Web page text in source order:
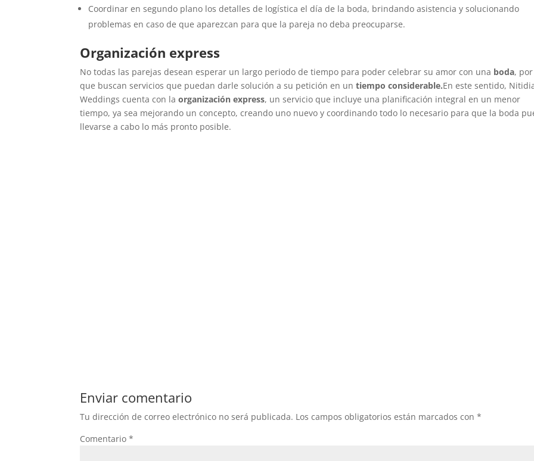
Coordinar en segundo plano los detalles de logística el día de la boda, brindando asistencia y solucionando
problemas en caso de que aparezcan para que la pareja no deba preocuparse.
Organización express
No todas las parejas desean esperar un largo periodo de tiempo para poder celebrar su amor con una boda,
que buscan servicios que puedan darle solución a su petición en un tiempo considerable.En este sentido,
Weddings cuenta con laorganización express, un servicio que incluye una planificación integral en un menor
tiempo, ya sea mejorando un concepto, creando uno nuevo y coordinando todo lo necesario para que la boda
llevarse a cabo lo más pronto posible.
Enviar comentario
Tu dirección de correo electrónico no será publicada. Los campos obligatorios están marcados con*
Comentario*